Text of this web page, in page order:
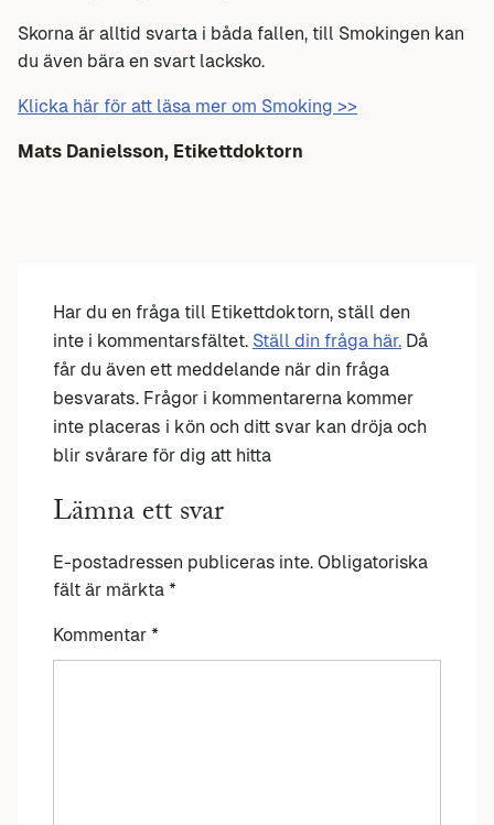
Skorna är alltid svarta i båda fallen, till Smokingen kan
du även bära en svart lacksko.
Klicka här för att läsa mer om Smoking >>
Mats Danielsson, Etikettdoktorn
Har du en fråga till Etikettdoktorn, ställ den
inte i kommentarsfältet. Ställ din fråga här. Då
får du även ett meddelande när din fråga
besvarats. Frågor i kommentarerna kommer
inte placeras i kön och ditt svar kan dröja och
blir svårare för dig att hitta
Lämna ett svar
E-postadressen publiceras inte. Obligatoriska
fält är märkta *
Kommentar *